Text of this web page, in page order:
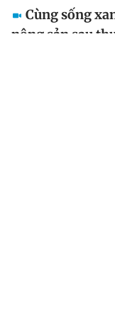
Cùng sống
nông sản sau